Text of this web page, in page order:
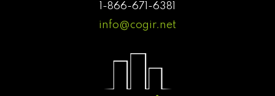
1-866-671-6381
info@cogir.net